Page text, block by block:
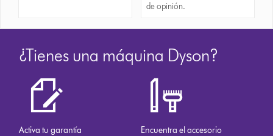
de opinión.
¿Tienes una máquina Dyson?
Activa tu garantía
Encuentra el accesorio